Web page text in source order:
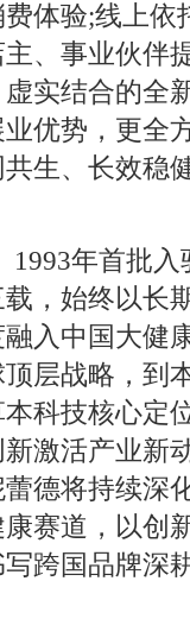
体验;线上依
、事业伙伴
实结合的全
优势，更全
生、长效稳
1993年首批
，始终以长
入中国大健
层战略，到
科技核心定
激活产业新
德将持续深
赛道，以创
跨国品牌深